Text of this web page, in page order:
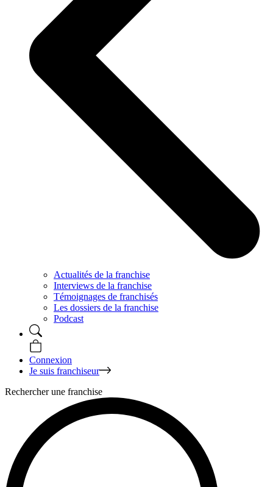
Actualités de la franchise
Interviews de la franchise
Témoignages de franchisés
Les dossiers de la franchise
Podcast
Connexion
Je suis franchiseur
Rechercher une franchise